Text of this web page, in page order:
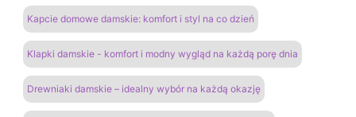
Kapcie domowe damskie: komfort i styl na co dzień
Klapki damskie - komfort i modny wygląd na każdą porę dnia
Drewniaki damskie – idealny wybór na każdą okazję